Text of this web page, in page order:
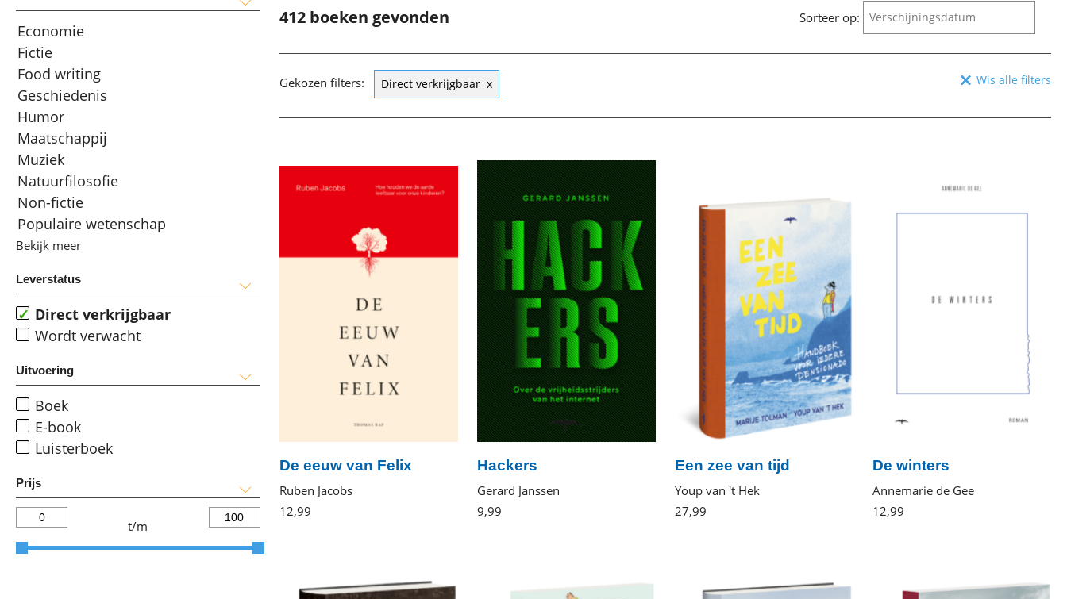
Economie
Fictie
Food writing
Geschiedenis
Humor
Maatschappij
Muziek
Natuurfilosofie
Non-fictie
Populaire wetenschap
Bekijk meer
Leverstatus
Direct verkrijgbaar
Wordt verwacht
Uitvoering
Boek
E-book
Luisterboek
Prijs
t/m
412 boeken gevonden Sorteer op: Verschijningsdatum
Verschijningsdatum
Alfabetisch (A-Z)
Gekozen filters: Direct verkrijgbaar Wis alle filters
De eeuw van Felix
Ruben Jacobs
12,99
Hackers
Gerard Janssen
9,99
Een zee van tijd
Youp van 't Hek
27,99
De winters
Annemarie de Gee
12,99